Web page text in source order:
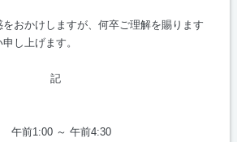
おかけしますが、何卒ご理解を賜ります
し上げます。
記
午前1:00 ～ 午前4:30